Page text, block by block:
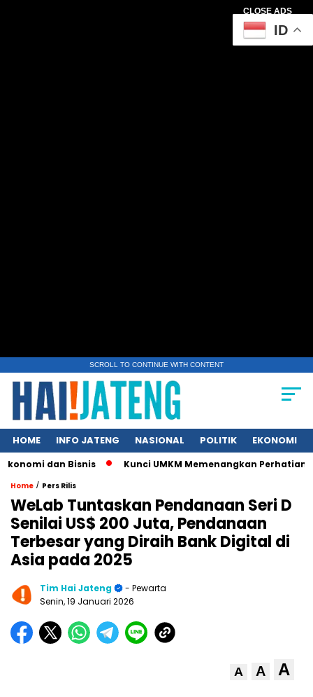
CLOSE ADS
SCROLL TO CONTINUE WITH CONTENT
HOME INFO JATENG NASIONAL POLITIK EKONOMI
dan Bisnis Kunci UMKM Memenangkan Perhatian Media
Home / Pers Rilis
WeLab Tuntaskan Pendanaan Seri D
Senilai US$ 200 Juta, Pendanaan
Terbesar yang Diraih Bank Digital di
Asia pada 2025
Tim Hai Jateng
- Pewarta
Senin, 19 Januari 2026
A A A
ID